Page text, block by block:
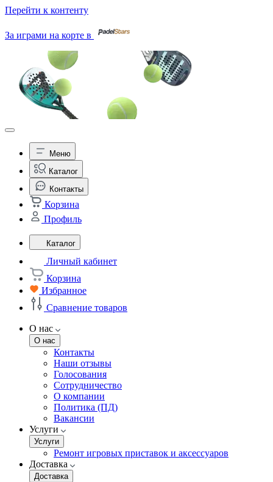
Перейти к контенту
За играми на корте в
Меню
Каталог
Контакты
Корзина
Профиль
Каталог
Личный кабинет
Корзина
Избранное
Сравнение товаров
О нас
О нас
Контакты
Наши отзывы
Голосования
Сотрудничество
О компании
Политика (ПД)
Вакансии
Услуги
Услуги
Ремонт игровых приставок и аксессуаров
Доставка
Доставка